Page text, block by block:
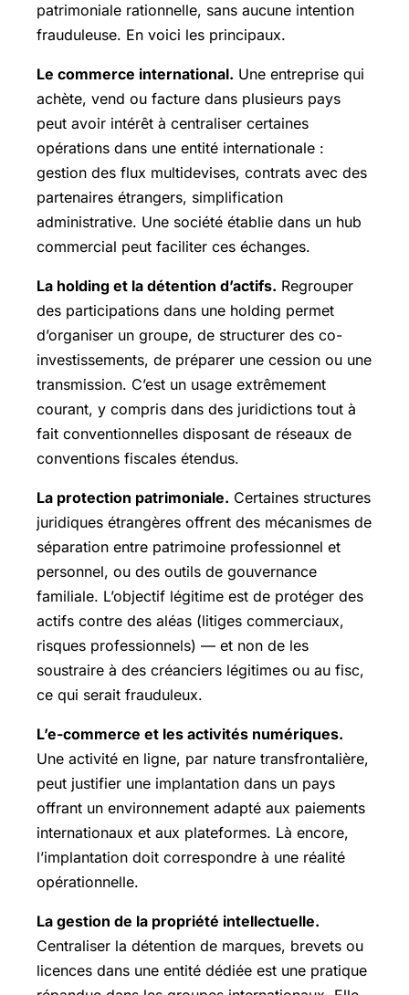
patrimoniale rationnelle, sans aucune intention
frauduleuse. En voici les principaux.
Le commerce international. Une entreprise qui
achète, vend ou facture dans plusieurs pays
peut avoir intérêt à centraliser certaines
opérations dans une entité internationale :
gestion des flux multidevises, contrats avec des
partenaires étrangers, simplification
administrative. Une société établie dans un hub
commercial peut faciliter ces échanges.
La holding et la détention d’actifs. Regrouper
des participations dans une holding permet
d’organiser un groupe, de structurer des co-
investissements, de préparer une cession ou une
transmission. C’est un usage extrêmement
courant, y compris dans des juridictions tout à
fait conventionnelles disposant de réseaux de
conventions fiscales étendus.
La protection patrimoniale. Certaines structures
juridiques étrangères offrent des mécanismes de
séparation entre patrimoine professionnel et
personnel, ou des outils de gouvernance
familiale. L’objectif légitime est de protéger des
actifs contre des aléas (litiges commerciaux,
risques professionnels) — et non de les
soustraire à des créanciers légitimes ou au fisc,
ce qui serait frauduleux.
L’e-commerce et les activités numériques.
Une activité en ligne, par nature transfrontalière,
peut justifier une implantation dans un pays
offrant un environnement adapté aux paiements
internationaux et aux plateformes. Là encore,
l’implantation doit correspondre à une réalité
opérationnelle.
La gestion de la propriété intellectuelle.
Centraliser la détention de marques, brevets ou
licences dans une entité dédiée est une pratique